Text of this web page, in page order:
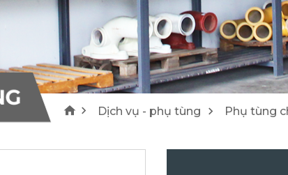
Máy san
1
Ô tô
4
Máy cào bóc/ Máy tái chế Wirtgen Lu Hamm
Dịch vụ - phụ tùng Phụ tùng